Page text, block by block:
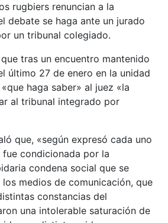
rugbiers renuncian a la
debate se haga ante un jurado
un tribunal colegiado.
tras un encuentro mantenido
último 27 de enero en la unidad
haga saber» al juez «la
al tribunal integrado por
que, «según expresó cada uno
condicionada por la
condena social que se
medios de comunicación, que
constancias del
una intolerable saturación de